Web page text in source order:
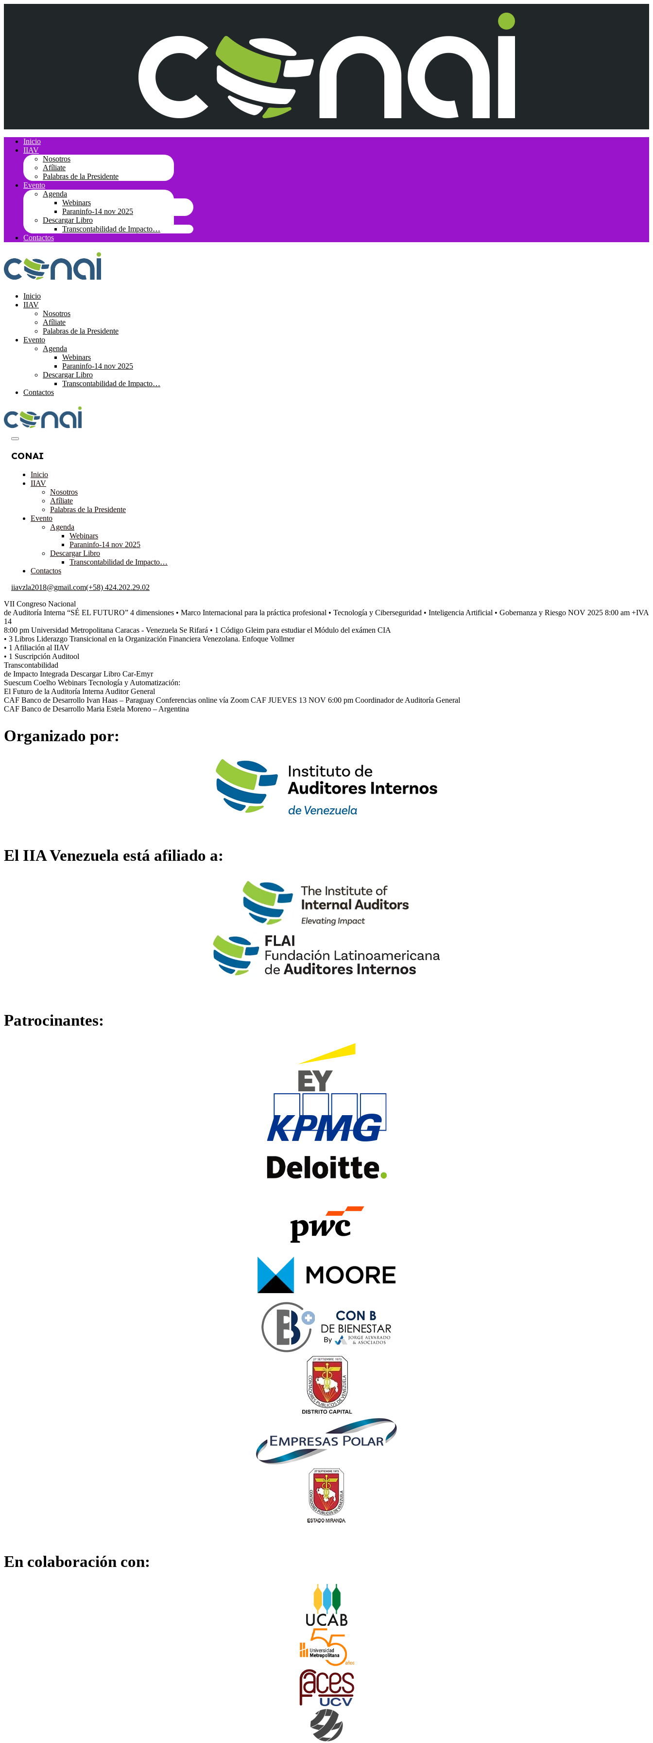
Inicio
IIAV
Nosotros
Afíliate
Palabras de la Presidente
Evento
Agenda
Webinars
Paraninfo-14 nov 2025
Descargar Libro
Transcontabilidad de Impacto…
Contactos
Inicio
IIAV
Nosotros
Afíliate
Palabras de la Presidente
Evento
Agenda
Webinars
Paraninfo-14 nov 2025
Descargar Libro
Transcontabilidad de Impacto…
Contactos
CONAI
Inicio
IIAV
Nosotros
Afíliate
Palabras de la Presidente
Evento
Agenda
Webinars
Paraninfo-14 nov 2025
Descargar Libro
Transcontabilidad de Impacto…
Contactos
iiavzla2018@gmail.com(+58) 424.202.29.02
VII Congreso Nacional
de Auditoría Interna “SÉ EL FUTURO” 4 dimensiones • Marco Internacional para la práctica profesional • Tecnología y Ciberseguridad • Inteligencia Artificial • Gobernanza y Riesgo NOV 2025 8:00 am +IVA
14
8:00 pm Universidad Metropolitana Caracas - Venezuela Se Rifará • 1 Código Gleim para estudiar el Módulo del exámen CIA
• 3 Libros Liderazgo Transicional en la Organización Financiera Venezolana. Enfoque Vollmer
• 1 Afiliación al IIAV
• 1 Suscripción Auditool
Transcontabilidad
de Impacto Integrada Descargar Libro Car-Emyr
Suescum Coelho Webinars Tecnología y Automatización:
El Futuro de la Auditoría InternaAuditor General
CAF Banco de Desarrollo Ivan Haas – Paraguay Conferencias online vía Zoom CAF JUEVES 13 NOV 6:00 pm Coordinador de Auditoría General
CAF Banco de Desarrollo Maria Estela Moreno – Argentina
Organizado por:
El IIA Venezuela está afiliado a:
Patrocinantes:
En colaboración con: